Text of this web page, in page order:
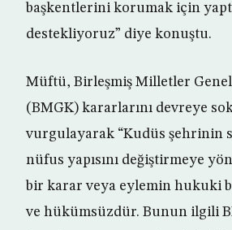
başkentlerini korumak için
destekliyoruz” diye konuştu.
Müftü, Birleşmiş Milletler
(BMGK) kararlarını devreye
vurgulayarak “Kudüs şehrinin
nüfus yapısını değiştirmeye
bir karar veya eylemin hukuki
ve hükümsüzdür. Bunun ilgili